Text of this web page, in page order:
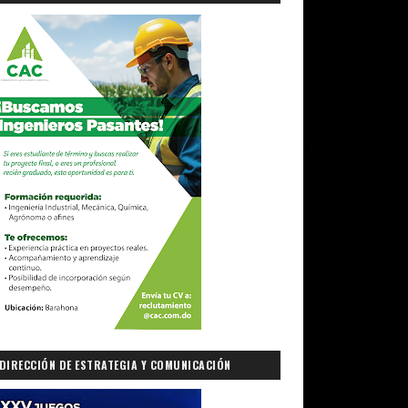
DE ESTRATEGIA Y COMUNICACIÓN